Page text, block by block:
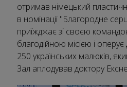
отримав німецький
в номінації "Благородне
приїжджає зі своєю
благодійною місією і
250 українських малюків,
Зал аплодував доктору